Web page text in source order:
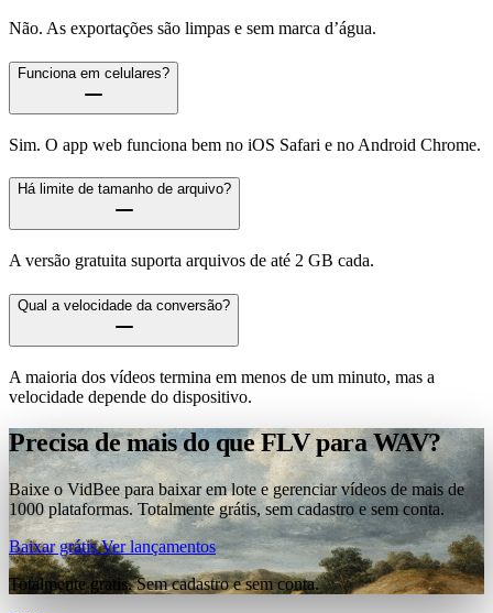
Não. As exportações são limpas e sem marca d’água.
Funciona em celulares?
Sim. O app web funciona bem no iOS Safari e no Android Chrome.
Há limite de tamanho de arquivo?
A versão gratuita suporta arquivos de até 2 GB cada.
Qual a velocidade da conversão?
A maioria dos vídeos termina em menos de um minuto, mas a
velocidade depende do dispositivo.
Precisa de mais do que FLV para WAV?
Baixe o VidBee para baixar em lote e gerenciar vídeos de mais de
1000 plataformas. Totalmente grátis, sem cadastro e sem conta.
Baixar grátisVer lançamentos
Totalmente grátis. Sem cadastro e sem conta.